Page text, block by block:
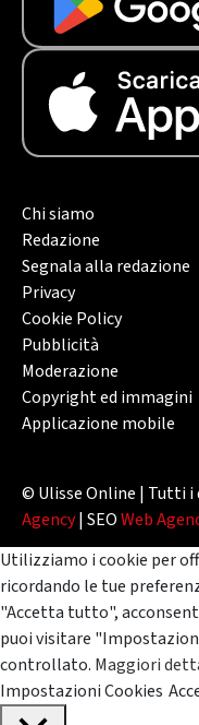
Chi siamo
Redazione
Segnala alla redazione
Privacy
Cookie Policy
Pubblicità
Moderazione
Copyright ed immagini
Applicazione mobile
© Ulisse Online | Tutti
Agency| SEOWeb
Utilizziamo i cookie per
ricordando le tue
"Accetta tutto",
puoi visitare
controllato. Maggiori
Impostazioni Cookies